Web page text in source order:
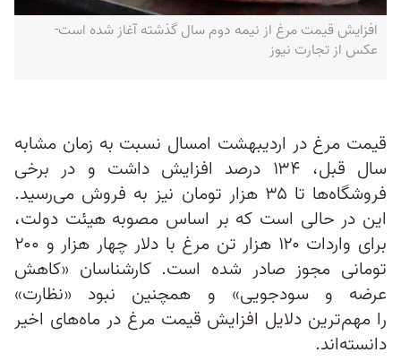
افزایش قیمت مرغ از نیمه دوم سال گذشته آغاز شده است-
عکس از تجارت نیوز
قیمت مرغ در اردیبهشت امسال نسبت به زمان مشابه
سال قبل، ۱۳۴ درصد افزایش داشت و در برخی
فروشگاه‌ها تا ۳۵ هزار تومان نیز به فروش می‌رسید.
این در حالی است که بر اساس مصوبه هیئت دولت،
برای واردات ۱۲۰ هزار تن مرغ با دلار چهار هزار و ۲۰۰
تومانی مجوز صادر شده است. کارشناسان «کاهش
عرضه و سودجویی» و همچنین نبود «نظارت»
را مهم‌ترین دلایل افزایش قیمت مرغ در ماه‌های اخیر
دانسته‌اند.